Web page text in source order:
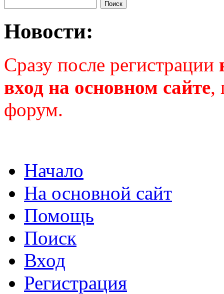
Новости:
Сразу после регистрации
вход на основном сайте,
форум.
Начало
На основной сайт
Помощь
Поиск
Вход
Регистрация